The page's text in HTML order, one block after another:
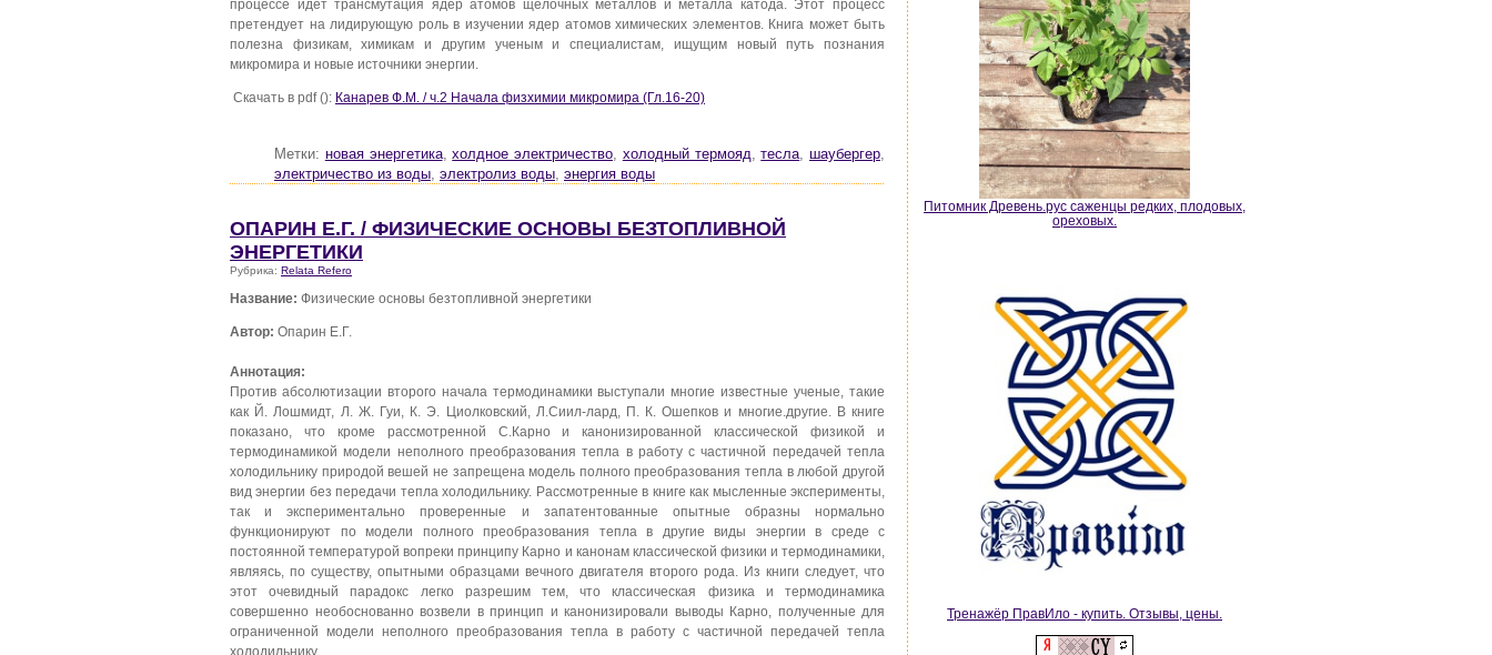
процессе идет трансмутация ядер атомов щелочных металлов и металла катода. Этот процесс
претендует на лидирующую роль в изучении ядер атомов химических элементов. Книга может быть
полезна физикам, химикам и другим ученым и специалистам, ищущим новый путь познания
микромира и новые источники энергии.
Скачать в pdf (): Канарев Ф.М. / ч.2 Начала физхимии микромира (Гл.16-20)
Метки: новая энергетика,холдное электричество холодный термояд ,тесла шаубергер
электричество из воды электролиз воды энергия воды
ОПАРИН Е.Г. / ФИЗИЧЕСКИЕ ОСНОВЫ БЕЗТОПЛИВНОЙ
ЭНЕРГЕТИКИ
Рубрика: Relata Refero
Название: Физические основы безтопливной энергетики
Автор: Опарин Е.Г.
Аннотация:
Против абсолютизации второго начала термодинамики выступали многие известные ученые, такие
как Й. Лошмидт, Л. Ж. Гуи, К. Э. Циолковский, Л.Сиил-лард, П. К. Ошепков и многие.другие. В книге
показано, что кроме рассмотренной С.Карно и канонизированной классической физикой и
термодинамикой модели неполного преобразования тепла в работу с частичной передачей тепла
холодильнику природой вешей не запрещена модель полного преобразования тепла в любой другой
вид энергии без передачи тепла холодильнику. Рассмотренные в книге как мысленные эксперименты,
так и экспериментально проверенные и запатентованные опытные образны нормально
функционируют по модели полного преобразования тепла в другие виды энергии в среде с
постоянной температурой вопреки принципу Карно и канонам классической физики и термодинамики,
являясь, по существу, опытными образцами вечного двигателя второго рода. Из книги следует, что
этот очевидный парадокс легко разрешим тем, что классическая физика и термодинамика
совершенно необоснованно возвели в принцип и канонизировали выводы Карно, полученные для
ограниченной модели неполного преобразования тепла в работу с частичной передачей тепла
холодильнику.
Питомник Древень.рус саженцы редких, плодовых,
ореховых.
Тренажёр ПравИло - купить. Отзывы, цены.